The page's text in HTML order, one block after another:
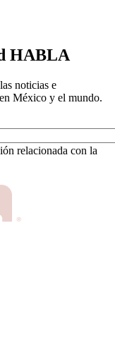
HABLA
noticias e
México y el mundo.
relacionada con la